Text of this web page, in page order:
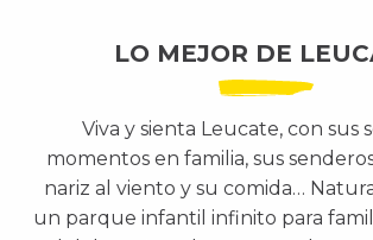
LO MEJOR DE
Viva y sienta Leucate, con sus
momentos en familia, sus
nariz al viento y su comida…
un parque infantil infinito para